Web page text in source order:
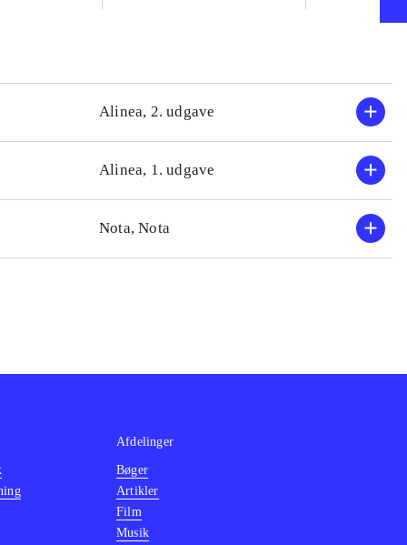
Alinea, 2. udgave
Alinea, 1. udgave
Nota, Nota
Afdelinger
Bøger
Artikler
Film
Musik